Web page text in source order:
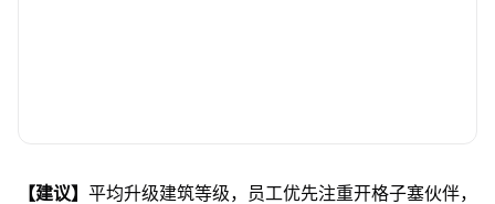
【建议】 平均升级建筑等级，员工优先注重开格子塞伙伴，